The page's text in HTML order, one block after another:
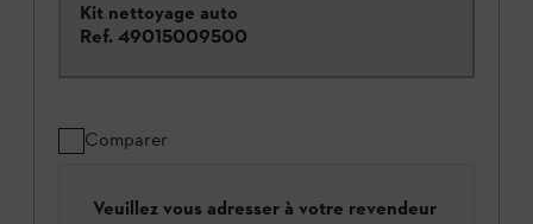
Kit nettoyage auto
Ref. 49015009500
Comparer
Veuillez vous adresser à votre revendeur